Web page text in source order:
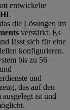
entwickelte
die Lösungen im
verstärkt. Es
lässt sich für eine
konfigurieren.
bis zu 56
und
das auf den
ist und